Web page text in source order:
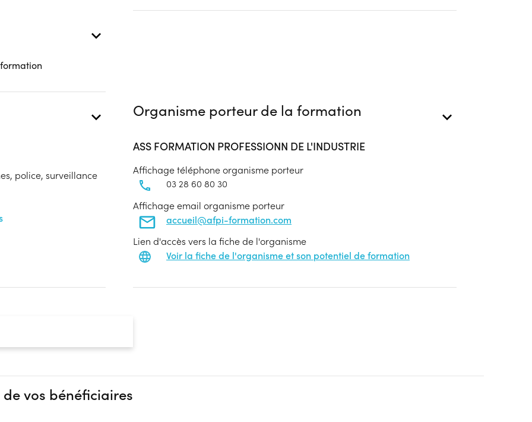
police, surveillance
Organisme porteur de la formation
ASS FORMATION PROFESSIONN DE L'INDUSTRIE
Affichage téléphone organisme porteur
03 28 60 80 30
Affichage email organisme porteur
accueil@afpi-formation.com
Lien d'accès vers la fiche de l'organisme
Voir la fiche de l'organisme et son potentiel de formation
vos bénéficiaires